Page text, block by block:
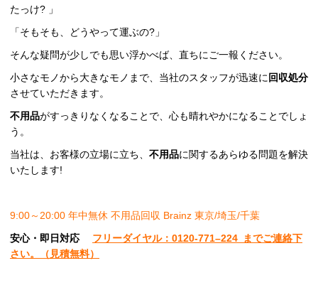
たっけ? 」
「そもそも、どうやって運ぶの?」
そんな疑問が少しでも思い浮かべば、直ちにご一報ください。
小さなモノから大きなモノまで、当社のスタッフが迅速に 回収処分
させていただきます。
不用品がすっきりなくなることで、心も晴れやかになることでしょ
う。
当社は、お客様の立場に立ち、 不用品に関するあらゆる問題を解決
いたします!
9:00～20:00 年中無休 不用品回収 Brainz 東京/埼玉/千葉
安心・即日対応 フリーダイヤル：0120-771–224 までご連絡下
さい。
（見積無料）